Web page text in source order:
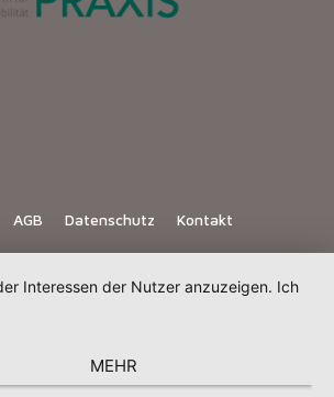
AGB Datenschutz Kontakt
Interessen der Nutzer anzuzeigen. Ich
MEHR